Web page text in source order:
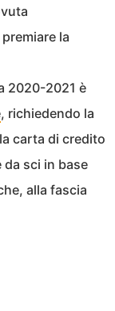
la
2020-2021 è
, richiedendo la
carta di credito
sci in base
alla fascia